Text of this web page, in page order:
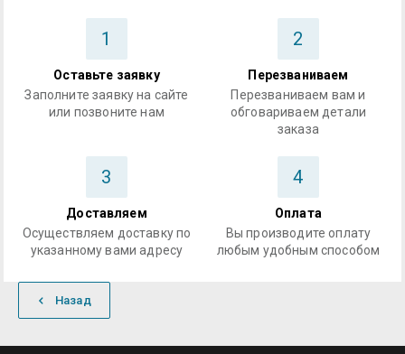
1
Оставьте заявку
Заполните заявку на сайте
или позвоните нам
2
Перезваниваем
Перезваниваем вам и
обговариваем детали
заказа
3
Доставляем
Осуществляем доставку по
указанному вами адресу
4
Оплата
Вы производите оплату
любым удобным способом
Назад